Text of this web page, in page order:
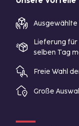
Lieferung
selben Tag
Freie Wahl
Große